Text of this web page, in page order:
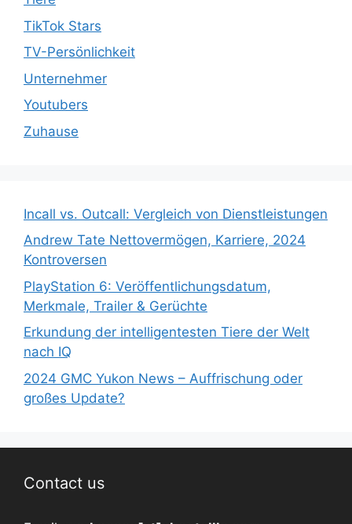
TikTok Stars
TV-Persönlichkeit
Unternehmer
Youtubers
Zuhause
Incall vs. Outcall: Vergleich von Dienstleistungen
Andrew Tate Nettovermögen, Karriere, 2024
Kontroversen
PlayStation 6: Veröffentlichungsdatum,
Merkmale, Trailer & Gerüchte
Erkundung der intelligentesten Tiere der Welt
nach IQ
2024 GMC Yukon News – Auffrischung oder
großes Update?
Contact us